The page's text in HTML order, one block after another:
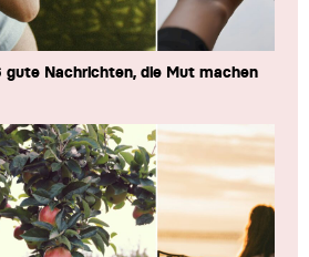
gute Nachrichten, die Mut machen